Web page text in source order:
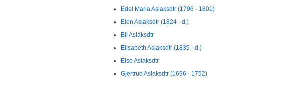
Edel Maria Aslaksdtr (1796 - 1801)
Elen Aslaksdtr (1824 - d.)
Eli Aslaksdtr
Elisabeth Aslaksdtr (1835 - d.)
Else Aslaksdtr
Gjertrud Aslaksdtr (1696 - 1752)